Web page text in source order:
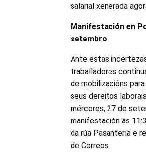
salarial xenerada
Manifestación en
setembro
Ante estas
traballadores
de mobilizacións
seus dereitos
mércores, 27 de
manifestación ás
da rúa Pasantería e
de Correos.